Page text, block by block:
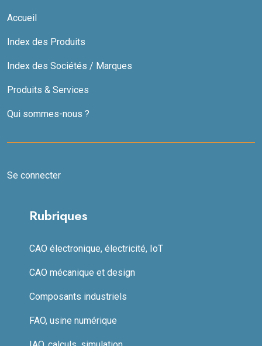
Accueil
Index des Produits
Index des Sociétés / Marques
Produits & Services
Qui sommes-nous ?
Se connecter
Rubriques
CAO électronique, électricité, IoT
CAO mécanique et design
Composants industriels
FAO, usine numérique